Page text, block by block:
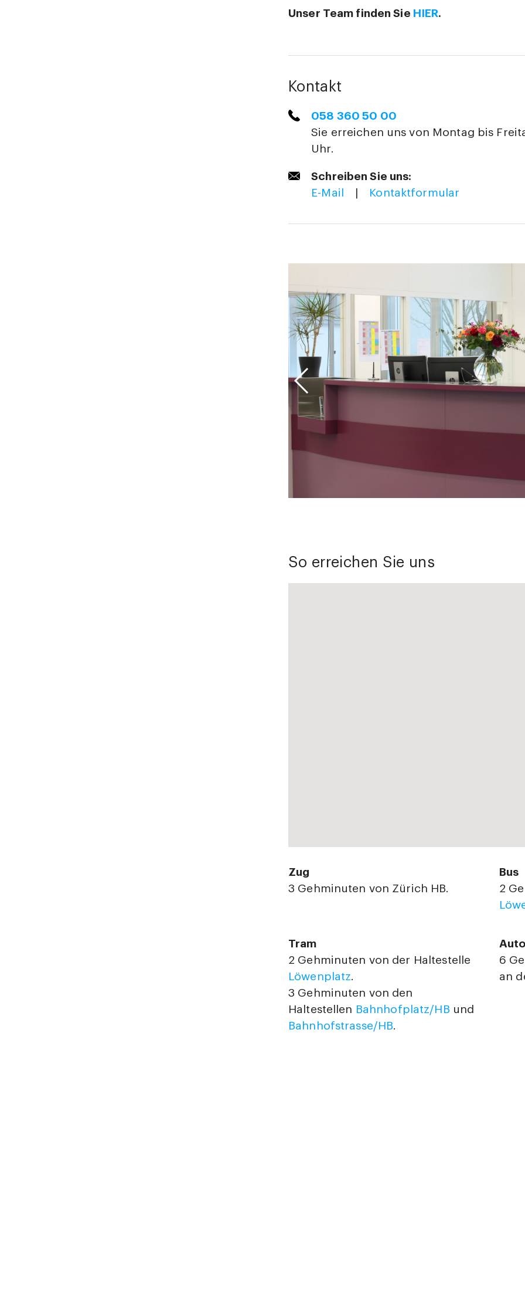
Unser Team finden Sie HIER.
Kontakt
058 360 50 00
Sie erreichen uns von Montag bis
Uhr.
Schreiben Sie uns:
E-Mail
Kontaktformular
So erreichen Sie uns
Zug
3 Gehminuten von Zürich HB.
Bus
2
Tram
2 Gehminuten von der Haltestelle
Löwenplatz.
3 Gehminuten von den
Haltestellen Bahnhofplatz/HB und
Bahnhofstrasse/HB.
Auto
6
an